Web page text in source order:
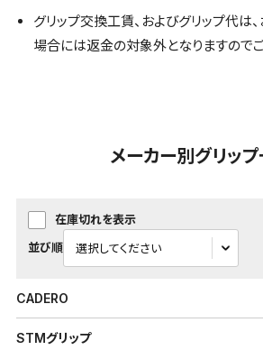
グリップ交換工賃、およびグリップ代は
場合には返金の対象外となりますのでご
メーカー別グリッ
在庫切れを表示
並び順
CADERO
STMグリップ